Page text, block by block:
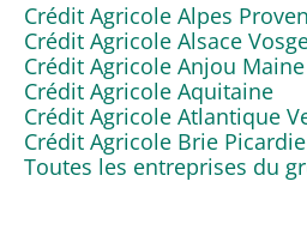
Crédit Agricole Alpes
Crédit Agricole Alsace
Crédit Agricole Anjou Maine
Crédit Agricole Aquitaine
Crédit Agricole Atlantique
Crédit Agricole Brie Picardie
Toutes les entreprises du